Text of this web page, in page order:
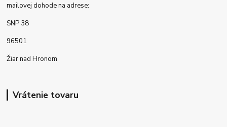
mailovej dohode na adrese:
SNP 38
96501
Žiar nad Hronom
Vrátenie tovaru